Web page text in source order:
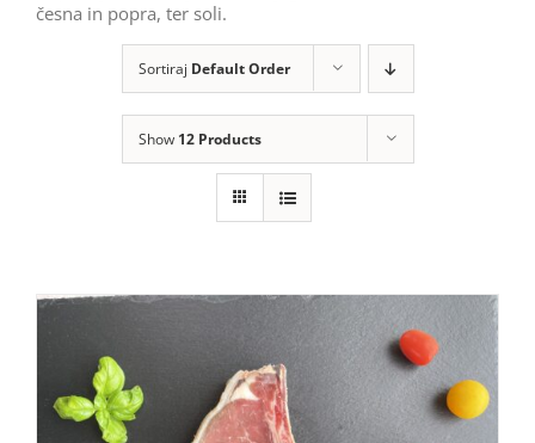
česna in popra, ter soli.
Sortiraj Default Order
Show 12 Products